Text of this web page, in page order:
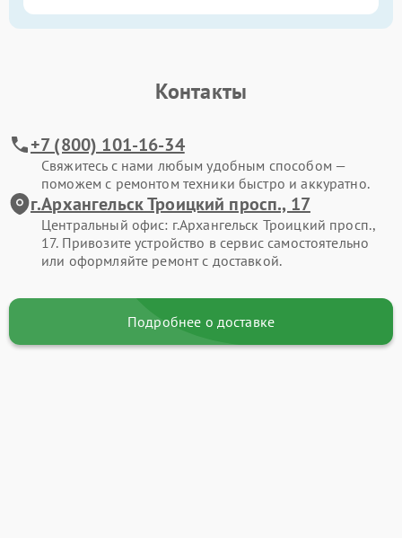
Контакты
+7 (800) 101-16-34
Свяжитесь с нами любым удобным способом —
поможем с ремонтом техники быстро и аккуратно.
г.Архангельск Троицкий просп., 17
Центральный офис: г.Архангельск Троицкий просп.,
17. Привозите устройство в сервис самостоятельно
или оформляйте ремонт с доставкой.
Подробнее о доставке